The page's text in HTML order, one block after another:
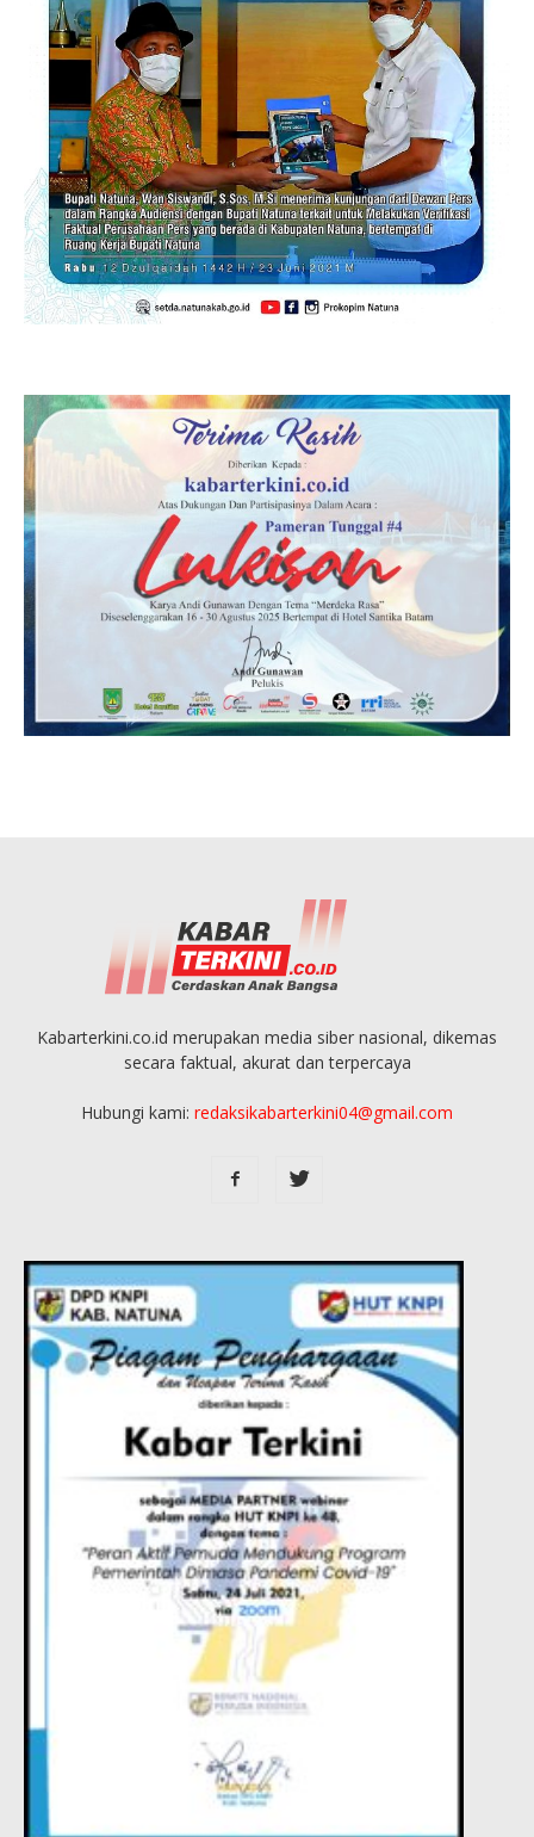
Kabarterkini.co.id merupakan media siber nasional, dikemas
secara faktual, akurat dan terpercaya
Hubungi kami: redaksikabarterkini04@gmail.com